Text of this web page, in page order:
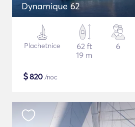
Dynamique 62
Plachetnice
62 ft
19 m
6
$820 /noc